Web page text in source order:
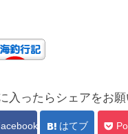
入ったらシェアをお願
はてブ